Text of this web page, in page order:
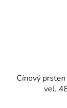
Cínový
vel.